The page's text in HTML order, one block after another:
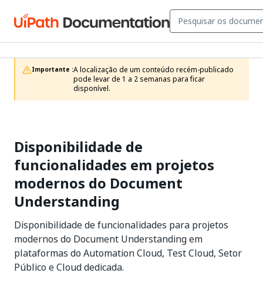
Importante :A localização de um conteúdo recém-publicado
pode levar de 1 a 2 semanas para ficar
disponível.
Disponibilidade de
funcionalidades em projetos
modernos do Document
Understanding
Disponibilidade de funcionalidades para projetos
modernos do Document Understanding em
plataformas do Automation Cloud, Test Cloud, Setor
Público e Cloud dedicada.